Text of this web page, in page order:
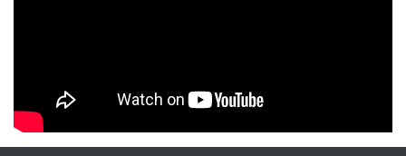
NYXmag 2. Yaş Kutlama Etkinliği